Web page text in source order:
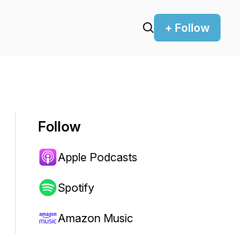
+ Follow
Follow
Apple Podcasts
Spotify
Amazon Music